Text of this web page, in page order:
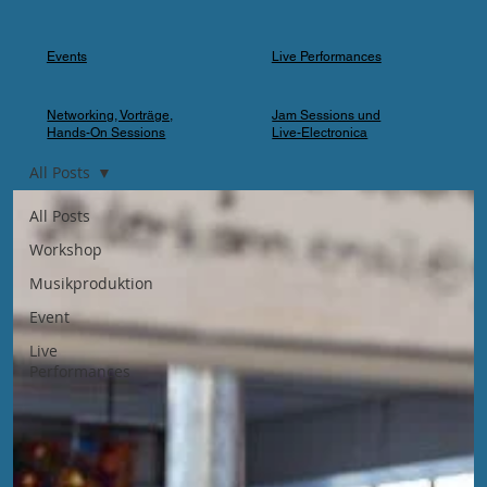
All Posts
Workshop
Musikproduktion
Event
Live
Performances
All Posts
Events
Networking, Vorträge,
Hands-On Sessions
Live Performances
Jam Sessions und
Live-Electronica